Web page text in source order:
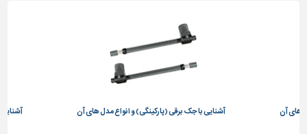
های آن آشنایی با جک برقی (پارکینگی) و انواع مدل های آن